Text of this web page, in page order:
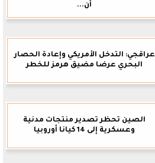
أن...
عراقجي: التدخل الأمريكي وإعادة الحصار
البحري عرضا مضيق هرمز للخطر
الصين تحظر تصدير منتجات مدنية
وعسكرية إلى 14 كيانا أوروبيا